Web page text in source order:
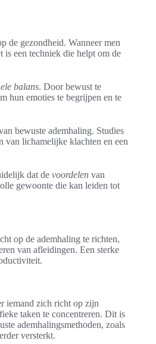
de gezondheid. Wanneer men
is een techniek die helpt om de
balans. Door bewust te
hun emoties te begrijpen en te
bewuste ademhaling. Studies
van lichamelijke klachten en een
dat de voordelen van
gewoonte die kan leiden tot
op de ademhaling te richten,
van afleidingen. Een sterke
iemand zich richt op zijn
taken te concentreren. Dit is
ademhalingsmethoden, zoals
versterkt.